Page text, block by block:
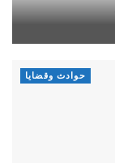
حوادث وقضايا